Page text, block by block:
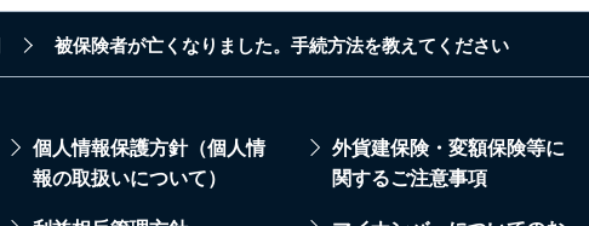
被保険者が亡くなりました。手続方法を教えてください
個人情報保護方針（個人情
報の取扱いについて）
外貨建保険・変額保険等に
関するご注意事項